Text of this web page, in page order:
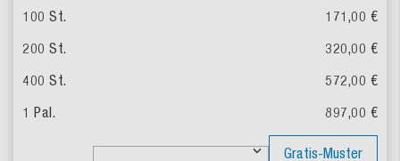
171,00 €
320,00 €
572,00 €
897,00 €
Gratis-Muster